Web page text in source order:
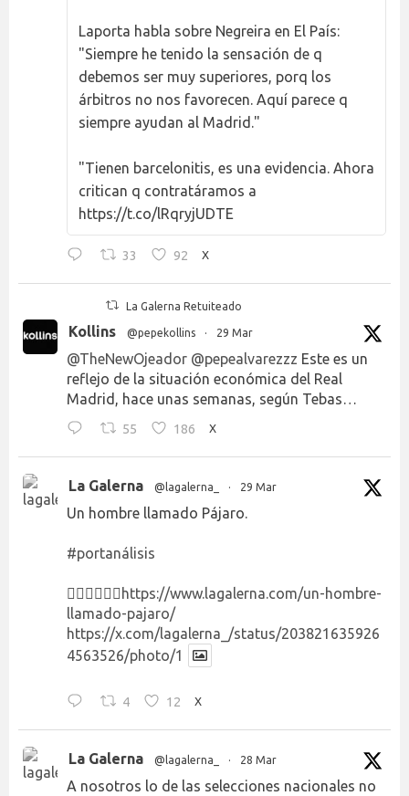
Laporta habla sobre Negreira en El País:
"Siempre he tenido la sensación de q
debemos ser muy superiores, porq los
árbitros no nos favorecen. Aquí parece q
siempre ayudan al Madrid."
"Tienen barcelonitis, es una evidencia. Ahora
critican q contratáramos a
https://t.co/lRqryjUDTE
33 92 X
La Galerna Retuiteado
Kollins @pepekollins · 29 Mar
@TheNewOjeador @pepealvarezzz Este es un
reflejo de la situación económica del Real
Madrid, hace unas semanas, según Tebas…
55 186 X
La Galerna @lagalerna_ · 29 Mar
Un hombre llamado Pájaro.
#portanálisis
👉🏻👉🏻👉🏻 https://www.lagalerna.com/un-hombre-
llamado-pajaro/
https://x.com/lagalerna_/status/203821635926
4563526/photo/1
4 12 X
La Galerna @lagalerna_ · 28 Mar
A nosotros lo de las selecciones nacionales no